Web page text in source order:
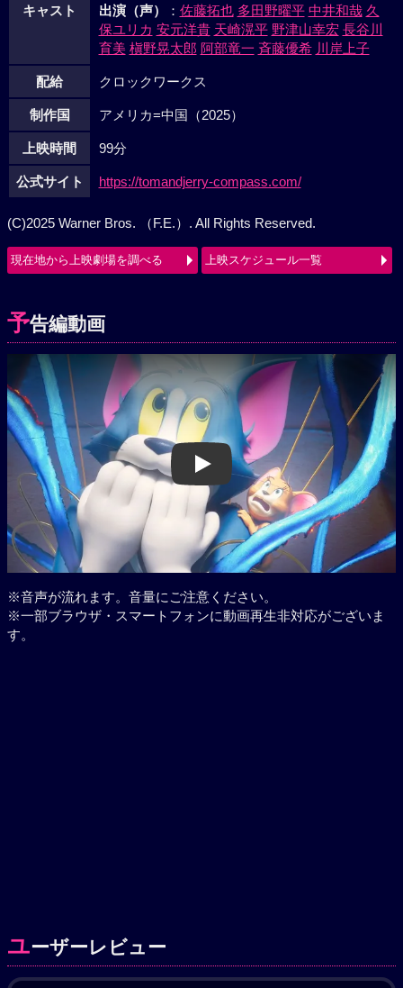
キャスト
出演（声）
： 佐藤拓也 多田野曜平 中井和哉 久
保ユリカ 安元洋貴 天崎滉平 野津山幸宏 長谷川
育美 槇野晃太郎 阿部竜一 斉藤優希 川岸上子
配給 クロックワークス
制作国 アメリカ=中国（2025）
上映時間 99分
公式サイト https://tomandjerry-compass.com/
(C)2025 Warner Bros. （F.E.）. All Rights Reserved.
現在地から上映劇場を調べる 上映スケジュール一覧
予告編動画
Play
※音声が流れます。音量にご注意ください。
※一部ブラウザ・スマートフォンに動画再生非対応がございま
す。
ユーザーレビュー